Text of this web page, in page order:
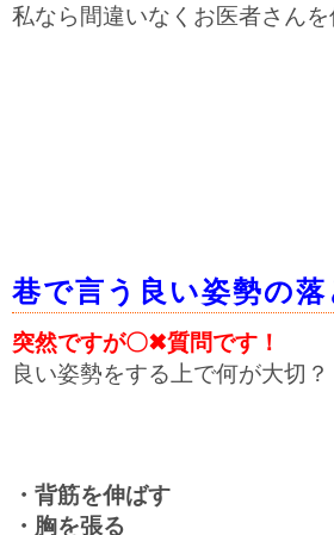
私なら間違いなくお医者さんを
巷で言う良い姿勢の落
突然ですが〇✖質問です！
良い姿勢をする上で何が大切？
・背筋を伸ばす
・胸を張る